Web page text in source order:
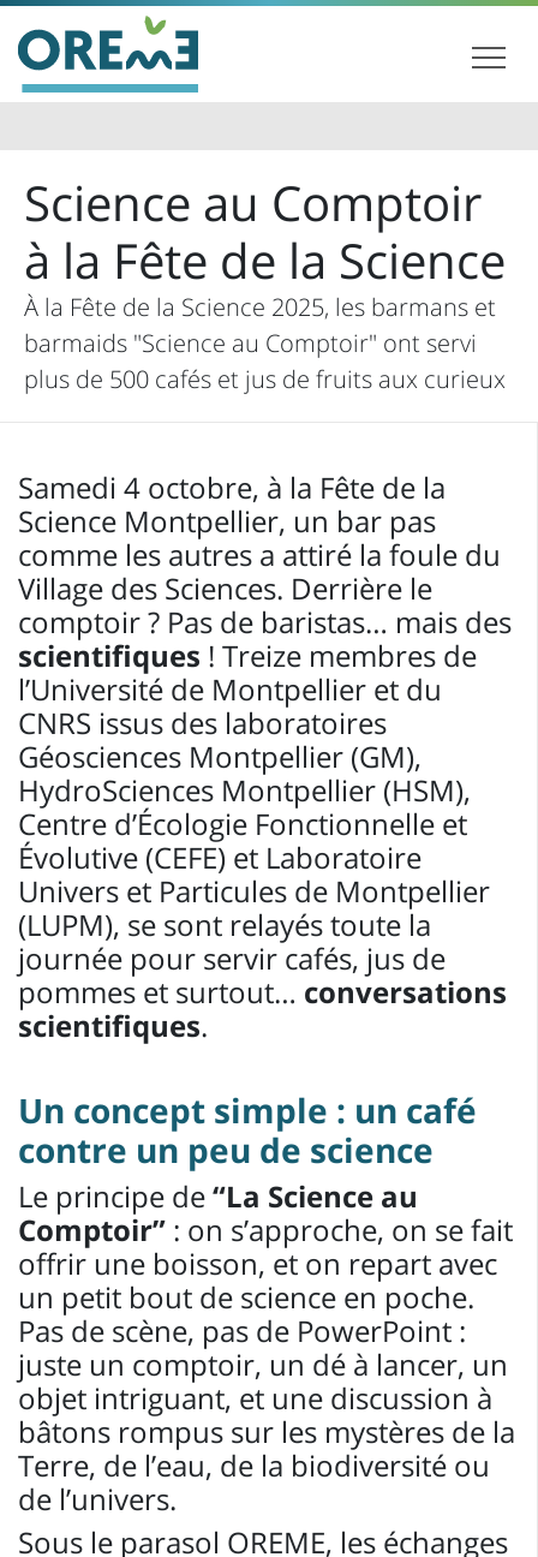
Science au Comptoir
à la Fête de la Science
À la Fête de la Science 2025, les barmans et
barmaids "Science au Comptoir" ont servi
plus de 500 cafés et jus de fruits aux curieux
Samedi 4 octobre, à la Fête de la
Science Montpellier, un bar pas
comme les autres a attiré la foule du
Village des Sciences. Derrière le
comptoir ? Pas de baristas… mais des
scientifiques ! Treize membres de
l’Université de Montpellier et du
CNRS issus des laboratoires
Géosciences Montpellier (GM),
HydroSciences Montpellier (HSM),
Centre d’Écologie Fonctionnelle et
Évolutive (CEFE) et Laboratoire
Univers et Particules de Montpellier
(LUPM), se sont relayés toute la
journée pour servir cafés, jus de
pommes et surtout… conversations
scientifiques.
Un concept simple : un café
contre un peu de science
Le principe de“La Science au
Comptoir” : on s’approche, on se fait
offrir une boisson, et on repart avec
un petit bout de science en poche.
Pas de scène, pas de PowerPoint :
juste un comptoir, un dé à lancer, un
objet intriguant, et une discussion à
bâtons rompus sur les mystères de la
Terre, de l’eau, de la biodiversité ou
de l’univers.
Sous le parasol OREME, les échanges